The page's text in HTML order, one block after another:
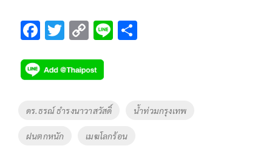
F
e
b
o
o
k
T
tt
er
C
p
y
Li
n
k
Li
Tags
ดร.ธรณ์ ธำรงนาวาสวัสดิ์ น้ำท่วมกรุงเทพ
ฝนตกหนัก เมฆโลกร้อน